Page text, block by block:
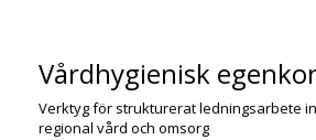
Vårdhygienisk
Verktyg för strukturerat ledningsarbete
regional vård och omsorg